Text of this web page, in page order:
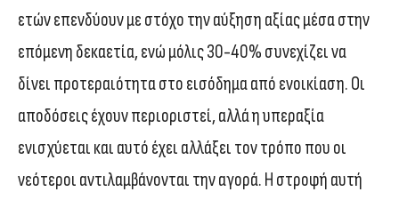
ετών επενδύουν με στόχο την αύξηση αξίας μέσα στην
επόμενη δεκαετία, ενώ μόλις 30-40% συνεχίζει να
δίνει προτεραιότητα στο εισόδημα από ενοικίαση. Οι
αποδόσεις έχουν περιοριστεί, αλλά η υπεραξία
ενισχύεται και αυτό έχει αλλάξει τον τρόπο που οι
νεότεροι αντιλαμβάνονται την αγορά. Η στροφή αυτή